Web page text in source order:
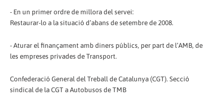
- En un primer ordre de millora del servei:
Restaurar-lo a la situació d’abans de setembre de 2008.
- Aturar el finançament amb diners públics, per part de l’AMB, de
les empreses privades de Transport.
Confederació General del Treball de Catalunya (CGT). Secció
sindical de la CGT a Autobusos de TMB